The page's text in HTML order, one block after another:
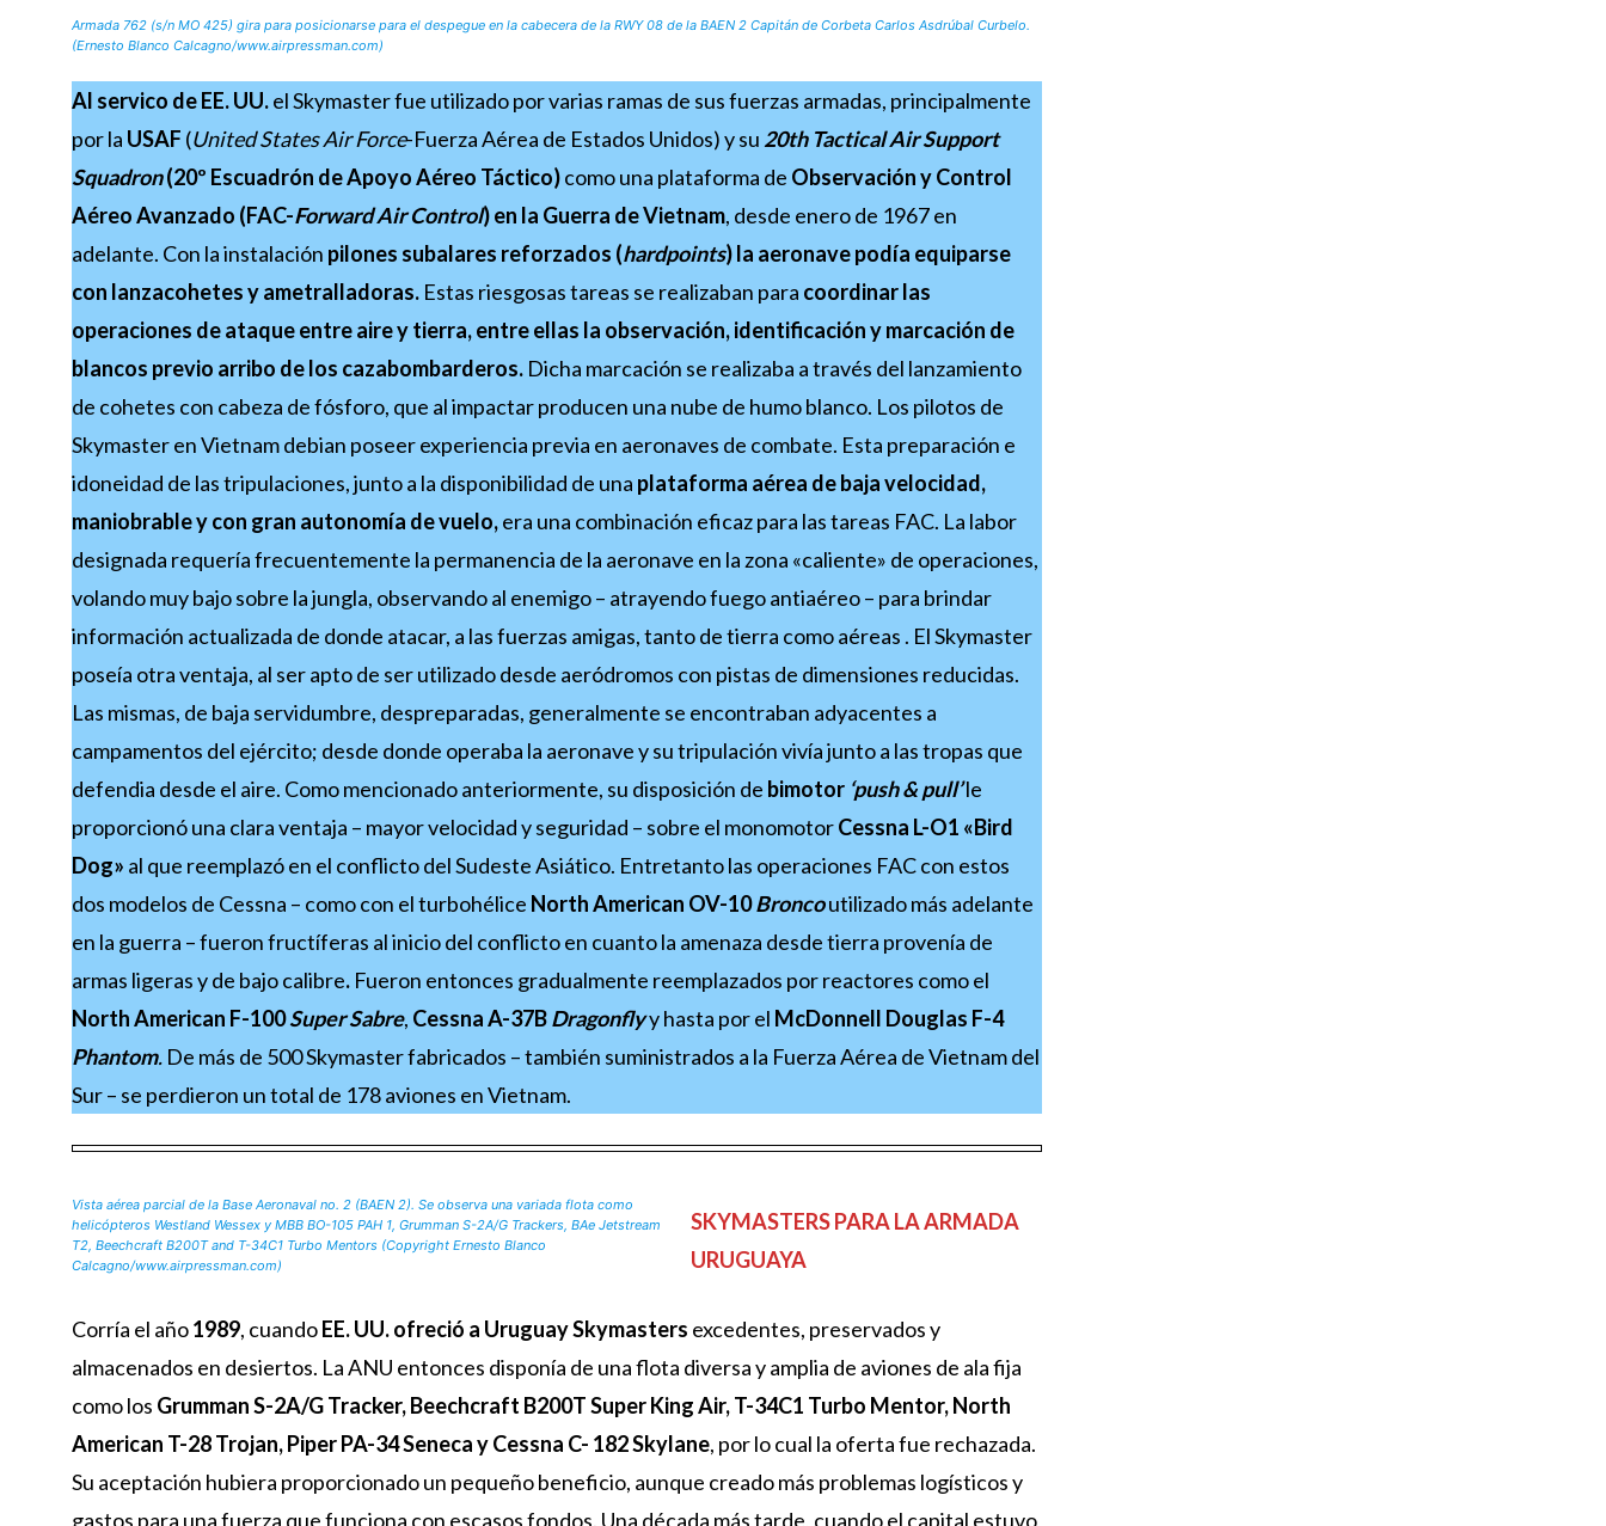
Armada 762 (s/n MO 425) gira para posicionarse para el despegue en la cabecera de la RWY 08 de la BAEN 2 Capitán de Corbeta Carlos Asdrúbal Curbelo.
(Ernesto Blanco Calcagno/www.airpressman.com)
Al servico de EE. UU.el Skymaster fue utilizado por varias ramas de sus fuerzas armadas, principalmente
por la USAF (United States Air Force-Fuerza Aérea de Estados Unidos) y su 20th Tactical Air Support
Squadron(20º Escuadrón de Apoyo Aéreo Táctico)como una plataforma de Observación y Control
Aéreo Avanzado (FAC-Forward Air Control) en la Guerra de Vietnam, desde enero de 1967 en
adelante. Con la instalación pilones subalares reforzados (hardpoints) la aeronave podía equiparse
con lanzacohetes y ametralladoras. Estas riesgosas tareas se realizaban para coordinar las
operaciones de ataque entre aire y tierra,entre ellas la observación, identificación y marcación de
blancos previo arribo de los cazabombarderos. Dicha marcación se realizaba a través del lanzamiento
de cohetes con cabeza de fósforo, que al impactar producen una nube de humo blanco. Los pilotos de
Skymaster en Vietnam debian poseer experiencia previa en aeronaves de combate. Esta preparación e
idoneidad de las tripulaciones, junto a la disponibilidad de una plataforma aérea de baja velocidad,
maniobrable y con gran autonomía de vuelo,era una combinación eficaz para las tareas FAC. La labor
designada requería frecuentemente la permanencia de la aeronave en la zona «caliente» de operaciones,
volando muy bajo sobre la jungla, observando al enemigo – atrayendo fuego antiaéreo – para brindar
información actualizada de donde atacar, a las fuerzas amigas, tanto de tierra como aéreas . El Skymaster
poseía otra ventaja, al ser apto de ser utilizado desde aeródromos con pistas de dimensiones reducidas.
Las mismas, de baja servidumbre, despreparadas, generalmente se encontraban adyacentes a
campamentos del ejército; desde donde operaba la aeronave y su tripulación vivía junto a las tropas que
defendia desde el aire. Como mencionado anteriormente, su disposición de bimotor ‘push & pull’le
proporcionó una clara ventaja – mayor velocidad y seguridad – sobre el monomotorCessna L-O1 «Bird
Dog» al que reemplazó en el conflicto del Sudeste Asiático. Entretanto las operaciones FAC con estos
dos modelos de Cessna – como con el turbohélice North American OV-10Broncoutilizado más adelante
en la guerra – fueron fructíferas al inicio del conflicto en cuanto la amenaza desde tierra provenía de
armas ligeras y de bajo calibre. Fueron entonces gradualmente reemplazados por reactores como el
North American F-100Super Sabre, Cessna A-37BDragonflyy hasta por el McDonnell Douglas F-4
Phantom. De más de 500 Skymaster fabricados – también suministrados a la Fuerza Aérea de Vietnam del
Sur – se perdieron un total de 178 aviones en Vietnam.
Vista aérea parcial de la Base Aeronaval no. 2 (BAEN 2). Se observa una variada flota como
helicópteros Westland Wessex y MBB BO-105 PAH 1, Grumman S-2A/G Trackers, BAe Jetstream
T2, Beechcraft B200T and T-34C1 Turbo Mentors (Copyright Ernesto Blanco
Calcagno/www.airpressman.com)
SKYMASTERS PARA LA ARMADA
URUGUAYA
Corría el año1989, cuandoEE. UU. ofreció a Uruguay Skymasters excedentes, preservados y
almacenados en desiertos. La ANU entonces disponía de una flota diversa y amplia de aviones de ala fija
como los Grumman S-2A/G Tracker, Beechcraft B200T Super King Air, T-34C1 Turbo Mentor, North
American T-28 Trojan, Piper PA-34 Seneca y Cessna C- 182 Skylane, por lo cual la oferta fue rechazada.
Su aceptación hubiera proporcionado un pequeño beneficio, aunque creado más problemas logísticos y
gastos para una fuerza que funciona con escasos fondos. Una década más tarde, cuando el capital estuvo